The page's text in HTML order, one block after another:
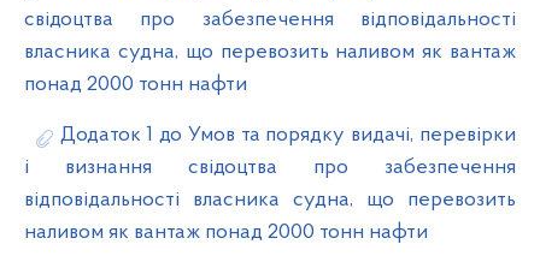
свідоцтва про забезпечення відповідальності
власника судна, що перевозить наливом як вантаж
понад 2000 тонн нафти
Додаток 1 до Умов та порядку видачі, перевірки
і визнання свідоцтва про забезпечення
відповідальності власника судна, що перевозить
наливом як вантаж понад 2000 тонн нафти